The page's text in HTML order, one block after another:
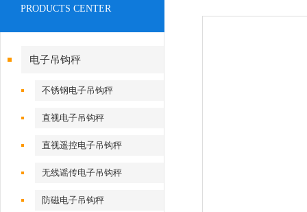
PRODUCTS CENTER
电子吊钩秤
不锈钢电子吊钩秤
直视电子吊钩秤
直视遥控电子吊钩秤
无线谣传电子吊钩秤
防磁电子吊钩秤